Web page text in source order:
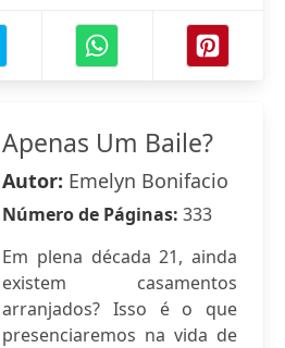
Apenas Um Baile?
Autor: Emelyn Bonifacio
Número de Páginas: 333
Em plena década 21, ainda
existem casamentos
arranjados? Isso é o que
presenciaremos na vida de